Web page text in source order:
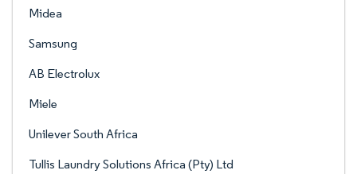
Midea
Samsung
AB Electrolux
Miele
Unilever South Africa
Tullis Laundry Solutions Africa (Pty) Ltd